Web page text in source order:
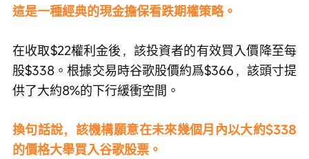
這是一種經典的現金擔保看跌期權策略。
在收取$22權利金後，該投資者的有效買入價降至每
股$338。根據交易時谷歌股價約爲$366，該頭寸提
供了大約8%的下行緩衝空間。
換句話說，該機構願意在未來幾個月內以大約$338
的價格大舉買入谷歌股票。